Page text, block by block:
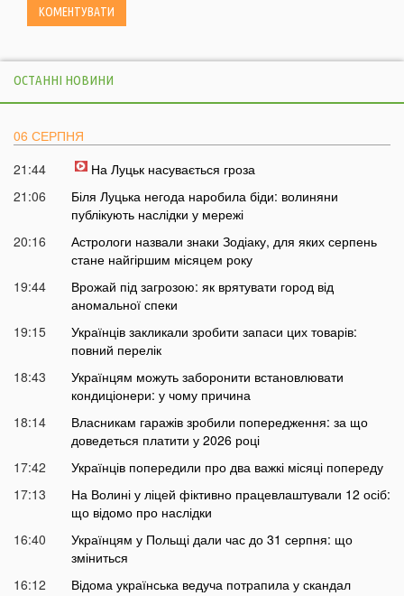
ОСТАННІ НОВИНИ
06 СЕРПНЯ
21:44
На Луцьк насувається гроза
21:06
Біля Луцька негода наробила біди: волиняни
публікують наслідки у мережі
20:16
Астрологи назвали знаки Зодіаку, для яких серпень
стане найгіршим місяцем року
19:44
Врожай під загрозою: як врятувати город від
аномальної спеки
19:15
Українців закликали зробити запаси цих товарів:
повний перелік
18:43
Українцям можуть заборонити встановлювати
кондиціонери: у чому причина
18:14
Власникам гаражів зробили попередження: за що
доведеться платити у 2026 році
17:42
Українців попередили про два важкі місяці попереду
17:13
На Волині у ліцей фіктивно працевлаштували 12 осіб:
що відомо про наслідки
16:40
Українцям у Польщі дали час до 31 серпня: що
зміниться
16:12
Відома українська ведуча потрапила у скандал